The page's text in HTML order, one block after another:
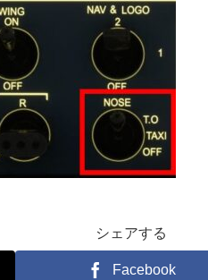
シェアする
Facebook